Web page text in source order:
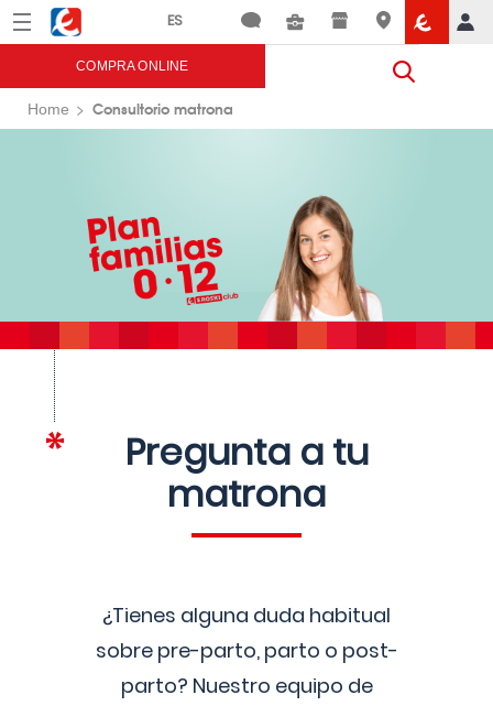
Menú Eroski
COMPRA ONLINE
Home Consultorio matrona
Pregunta a tu
matrona
¿Tienes alguna duda habitual
sobre pre-parto, parto o post-
parto? Nuestro equipo de